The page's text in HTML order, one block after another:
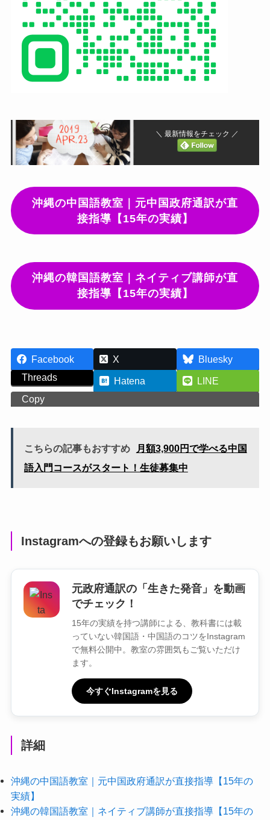
＼ 最新情報をチェック ／
沖縄の中国語教室｜元中国政府通訳が直
接指導【15年の実績】
沖縄の韓国語教室｜ネイティブ講師が直
接指導【15年の実績】
Facebook X
Bluesky
Threads
Hatena
LINE
Copy
こちらの記事もおすすめ
月額3,900円で学べる中国
語入門コースがスタート！生徒募集中
Instagramへの登録もお願いします
元政府通訳の「生きた発音」を動画
でチェック！
15年の実績を持つ講師による、教科書には載
っていない韓国語・中国語のコツをInstagram
で無料公開中。教室の雰囲気もご覧いただけ
ます。
今すぐInstagramを見る
詳細
沖縄の中国語教室｜元中国政府通訳が直接指導【15年の
実績】
沖縄の韓国語教室｜ネイティブ講師が直接指導【15年の